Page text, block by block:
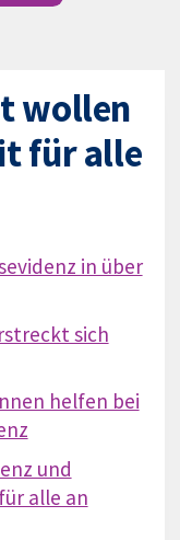
wollen
für alle
in über
sich
helfen bei
und
alle an